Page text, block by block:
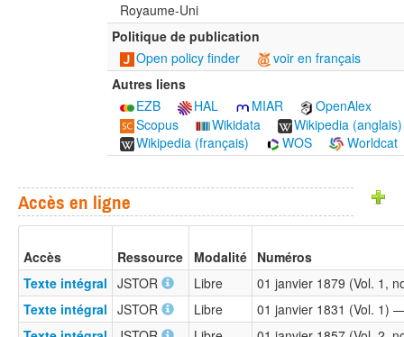
Royaume-Uni
Politique de publication
Open policy finder
voir en français
Autres liens
EZB
HAL MIAR
OpenAlex
Scopus
Wikidata
Wikipedia (anglais)
Wikipedia (français)
WOS Worldcat
Accès en ligne
Accès Ressource Modalité Numéros
Texte intégral JSTOR Libre
01 janvier 1879 (Vol. 1,
Texte intégral JSTOR Libre
01 janvier 1831 (Vol. 1)